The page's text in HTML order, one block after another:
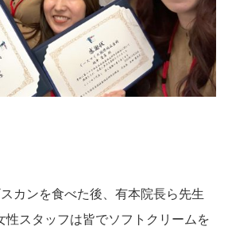
カンを食べた後、有本院長ら先生
性スタッフは皆でソフトクリームを